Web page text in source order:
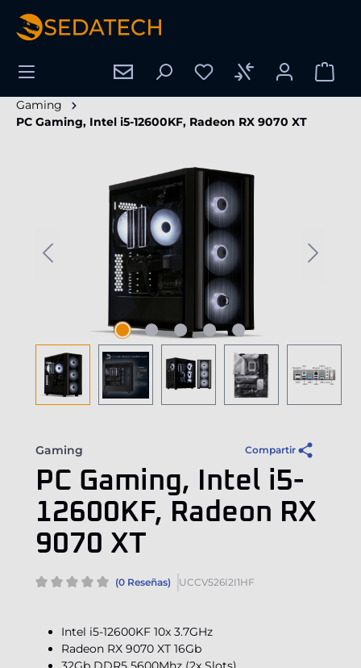
principal
Gaming
PC Gaming, Intel i5-12600KF, Radeon RX 9070 XT
Omitir galería de imágenes
Gaming Compartir
PC Gaming, Intel i5-
12600KF, Radeon RX
9070 XT
(0 Reseñas) UCCV526I2I1HF
Intel i5-12600KF 10x 3.7GHz
Radeon RX 9070 XT 16Gb